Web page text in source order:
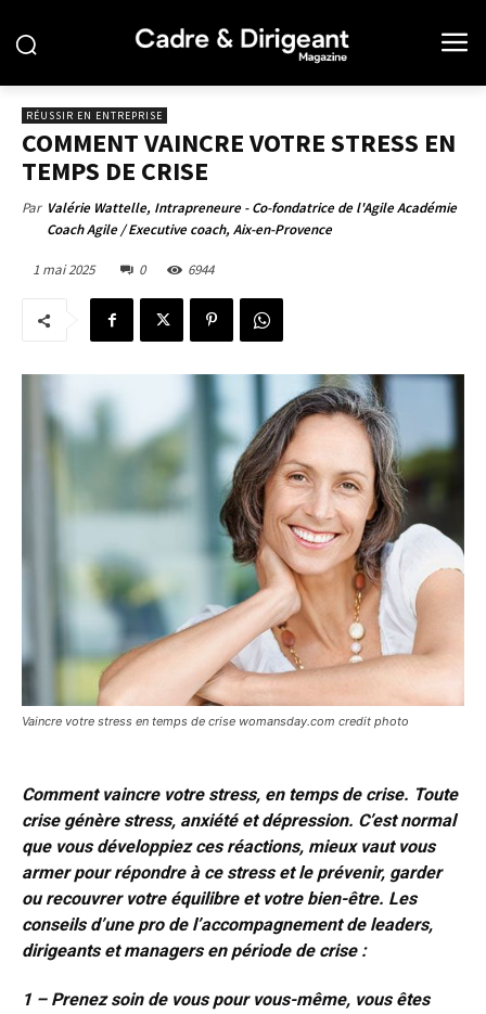
RÉUSSIR EN ENTREPRISE
COMMENT VAINCRE VOTRE STRESS EN
TEMPS DE CRISE
Par Valérie Wattelle, Intrapreneure - Co-fondatrice de l'Agile Académie
Coach Agile / Executive coach, Aix-en-Provence
1 mai 2025 0 6944
Vaincre votre stress en temps de crise womansday.com credit photo
Comment vaincre votre stress, en temps de crise. Toute
crise génère stress, anxiété et dépression. C’est normal
que vous développiez ces réactions, mieux vaut vous
armer pour répondre à ce stress et le prévenir, garder
ou recouvrer votre équilibre et votre bien-être. Les
conseils d’une pro de l’accompagnement de leaders,
dirigeants et managers en période de crise :
1 – Prenez soin de vous pour vous-même, vous êtes